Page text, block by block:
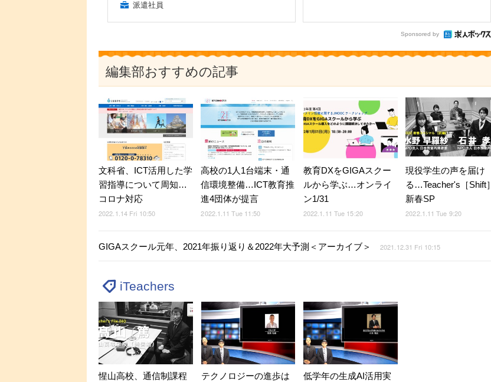
派遣社員
Sponsored by
編集部おすすめの記事
文科省、ICT活用した学
習指導について周知…
コロナ対応
2022.1.14 Fri 10:50
高校の1人1台端末・通
信環境整備…ICT教育推
進4団体が提言
2022.1.11 Tue 11:50
教育DXをGIGAスクー
ルから学ぶ…オンライ
ン1/31
2022.1.11 Tue 15:20
現役学生の声を届け
る…Teacher's［Shift］
新春SP
2022.1.11 Tue 9:20
GIGAスクール元年、2021年振り返り＆2022年大予測＜アーカイブ＞ 2021.12.31 Fri 10:15
iTeachers
惺山高校、通信制課程
テクノロジーの進歩は
低学年の生成AI活用実